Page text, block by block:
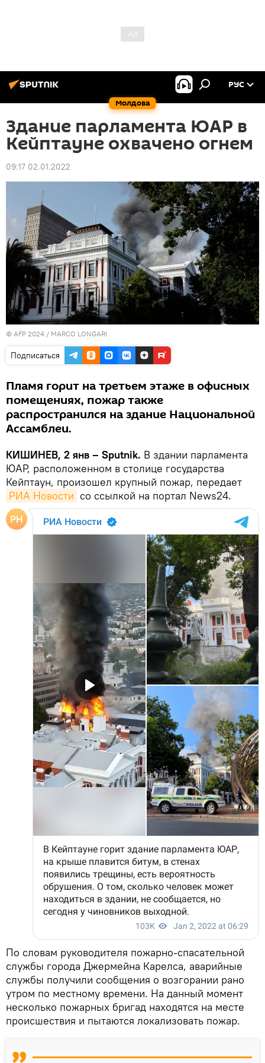
Молдова
РУС
Здание парламента ЮАР в
Кейптауне охвачено огнем
09:17 02.01.2022
© AFP 2024 / MARCO LONGARI
Подписаться
Пламя горит на третьем этаже в офисных
помещениях, пожар также
распространился на здание Национальной
Ассамблеи.
КИШИНЕВ, 2 янв – Sputnik. В здании парламента
ЮАР, расположенном в столице государства
Кейптаун, произошел крупный пожар, передает
РИА Новости со ссылкой на портал News24.
По словам руководителя пожарно-спасательной
службы города Джермейна Карелса, аварийные
службы получили сообщения о возгорании рано
утром по местному времени. На данный момент
несколько пожарных бригад находятся на месте
происшествия и пытаются локализовать пожар.